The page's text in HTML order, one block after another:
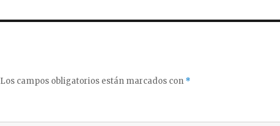
Los campos obligatorios están marcados con *